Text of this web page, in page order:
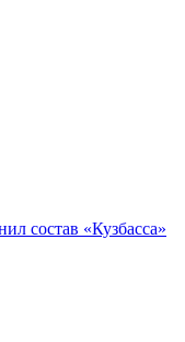
состав «Кузбасса»